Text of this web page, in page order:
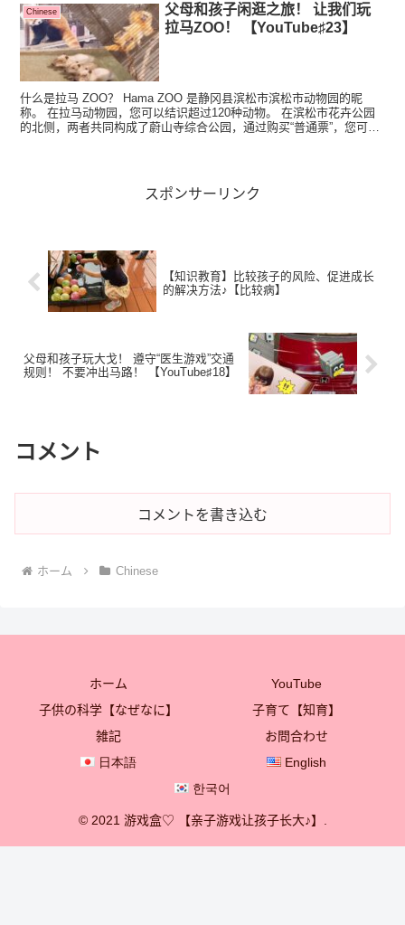
Chinese
父母和孩子闲逛之旅！ 让我们玩
拉马ZOO！ 【YouTube♯23】
什么是拉马 ZOO？ Hama ZOO 是静冈县滨松市滨松市动物园的昵
称。 在拉马动物园，您可以结识超过120种动物。 在滨松市花卉公园
的北侧，两者共同构成了蔚山寺综合公园，通过购买“普通票”，您可以
スポンサーリンク
【知识教育】比较孩子的风险、促进成长
的解决方法♪【比较病】
父母和孩子玩大戈！ 遵守“医生游戏”交通
规则！ 不要冲出马路！ 【YouTube♯18】
コメント
コメントを書き込む
ホーム Chinese
ホーム
YouTube
子供の科学【なぜなに】
子育て【知育】
雑記
お問合わせ
日本語
English
한국어
© 2021 游戏盒♡ 【亲子游戏让孩子长大♪】.